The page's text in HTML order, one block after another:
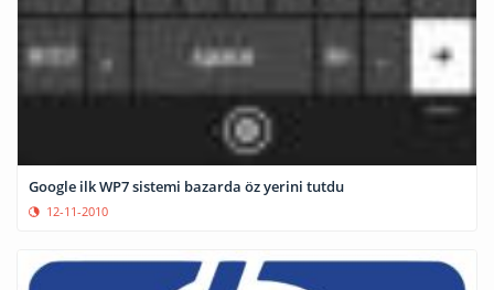
Google ilk WP7 sistemi bazarda öz yerini tutdu
12-11-2010